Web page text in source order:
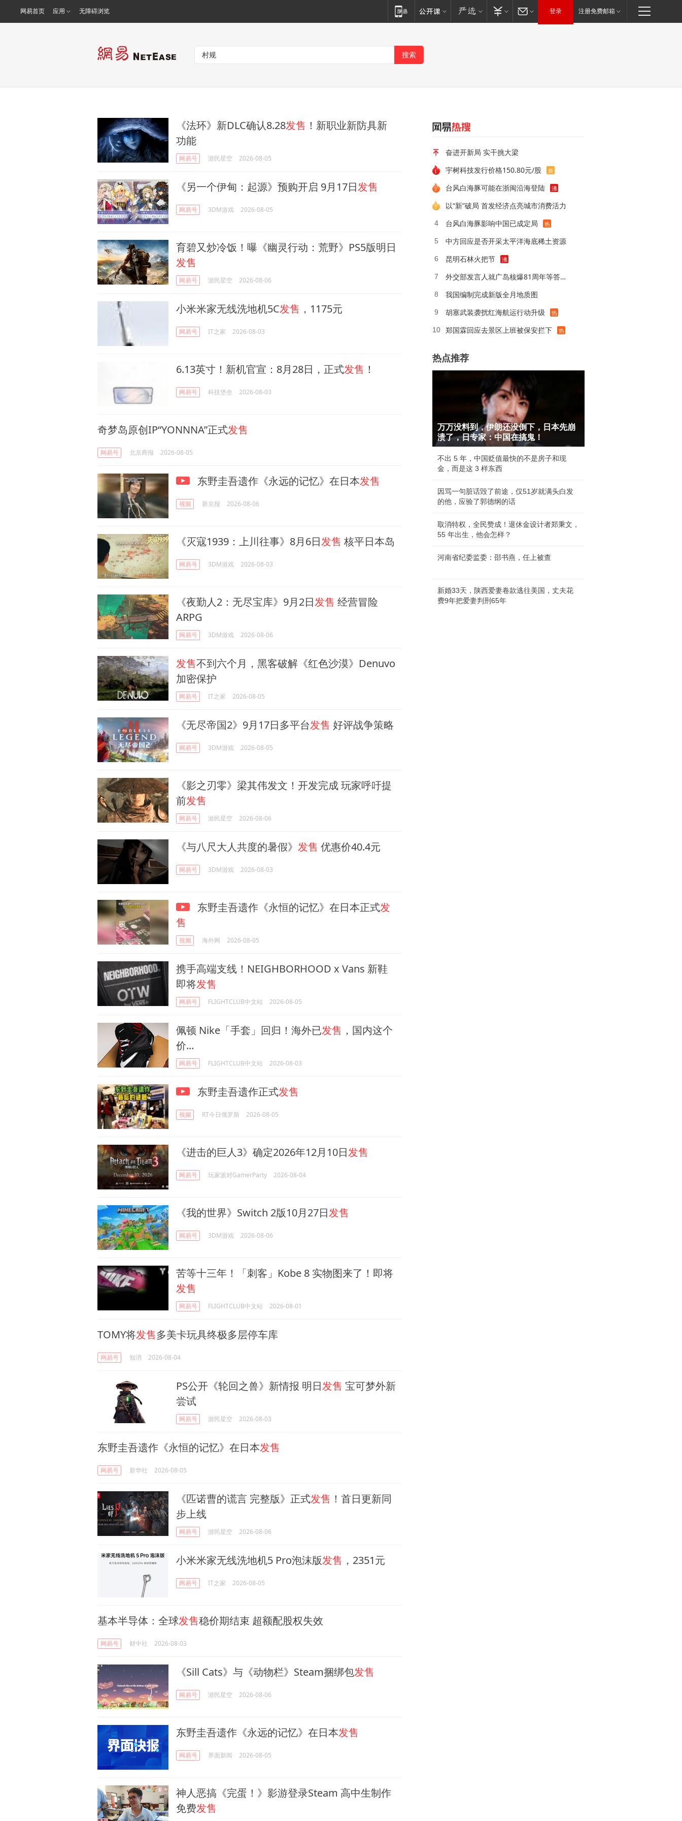
网易首页 应用 无障碍浏览 登录 注册免费邮箱
《法环》新DLC确认8.28发售 ！新职业新防具新
功能
网易号 游民星空 2026-08-05
《另一个伊甸：起源》预购开启 9月17日发售
网易号 3DM游戏 2026-08-05
育碧又炒冷饭！曝《幽灵行动：荒野》PS5版明日
发售
网易号 游民星空 2026-08-06
小米米家无线洗地机5C发售 ，1175元
网易号 IT之家 2026-08-03
6.13英寸！新机官宣：8月28日，正式发售 ！
网易号 科技堡垒 2026-08-03
奇梦岛原创IP“YONNNA”正式发售
网易号 北京商报 2026-08-05
东野圭吾遗作《永远的记忆》在日本发售
视频 新京报 2026-08-06
《灭寇1939：上川往事》8月6日发售 核平日本岛
网易号 3DM游戏 2026-08-03
《夜勤人2：无尽宝库》9月2日发售 经营冒险
ARPG
网易号 3DM游戏 2026-08-06
发售不到六个月，黑客破解《红色沙漠》Denuvo
加密保护
网易号 IT之家 2026-08-05
《无尽帝国2》9月17日多平台发售 好评战争策略
网易号 3DM游戏 2026-08-05
《影之刃零》梁其伟发文！开发完成 玩家呼吁提
前发售
网易号 游民星空 2026-08-06
《与八尺大人共度的暑假》 发售 优惠价40.4元
网易号 3DM游戏 2026-08-03
东野圭吾遗作《永恒的记忆》在日本正式发
售
视频 海外网 2026-08-05
携手高端支线！NEIGHBORHOOD x Vans 新鞋
即将发售
网易号 FLIGHTCLUB中文站 2026-08-05
佩顿 Nike「手套」回归！海外已发售 ，国内这个
价...
网易号 FLIGHTCLUB中文站 2026-08-03
东野圭吾遗作正式发售
视频 RT今日俄罗斯 2026-08-05
《进击的巨人3》确定2026年12月10日发售
网易号 玩家派对GamerParty 2026-08-04
《我的世界》Switch 2版10月27日发售
网易号 3DM游戏 2026-08-06
苦等十三年！「刺客」Kobe 8 实物图来了！即将
发售
网易号 FLIGHTCLUB中文站 2026-08-01
TOMY将发售多美卡玩具终极多层停车库
网易号 知消 2026-08-04
PS公开《轮回之兽》新情报 明日发售 宝可梦外新
尝试
网易号 游民星空 2026-08-03
东野圭吾遗作《永恒的记忆》在日本发售
网易号 新华社 2026-08-05
《匹诺曹的谎言 完整版》正式发售 ！首日更新同
步上线
网易号 游民星空 2026-08-06
小米米家无线洗地机5 Pro泡沫版发售 ，2351元
网易号 IT之家 2026-08-05
基本半导体：全球发售稳价期结束 超额配股权失效
网易号 财中社 2026-08-03
《Sill Cats》与《动物栏》Steam捆绑包发售
网易号 游民星空 2026-08-06
东野圭吾遗作《永远的记忆》在日本发售
网易号 界面新闻 2026-08-05
神人恶搞《完蛋！》影游登录Steam 高中生制作
免费发售
奋进开新局 实干挑大梁
宇树科技发行价格150.80元/股 新
2
台风白海豚可能在浙闽沿海登陆 沸
3
以“新”破局 首发经济点亮城市消费活力
4 台风白海豚影响中国已成定局 热
5 中方回应是否开采太平洋海底稀土资源
6 昆明石林火把节 沸
7 外交部发言人就广岛核爆81周年等答记者问
8 我国编制完成新版全月地质图
9 胡塞武装袭扰红海航运行动升级 热
10 郑国霖回应去景区上班被保安拦下 热
热点推荐
万万没料到，伊朗还没倒下，日本先崩
溃了，日专家：中国在搞鬼！
不出 5 年，中国贬值最快的不是房子和现
金，而是这 3 样东西
因骂一句脏话毁了前途，仅51岁就满头白发
的他，应验了郭德纲的话
取消特权，全民赞成！退休金设计者郑秉文，
55 年出生，他会怎样？
河南省纪委监委：邵书燕，任上被查
新婚33天，陕西爱妻卷款逃往美国，丈夫花
费9年把爱妻判刑65年